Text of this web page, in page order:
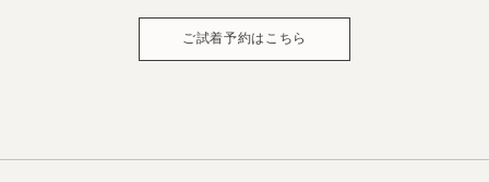
ご試着予約はこちら